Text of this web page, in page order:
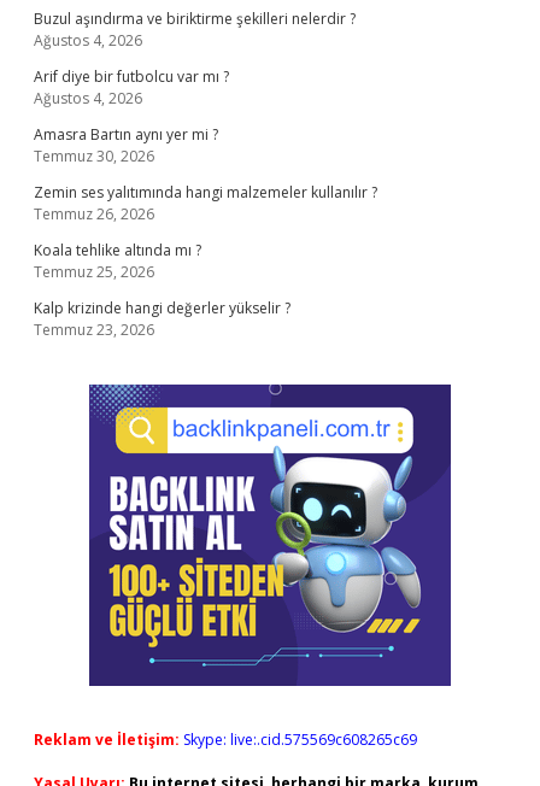
Buzul aşındırma ve biriktirme şekilleri nelerdir ?
Ağustos 4, 2026
Arif diye bir futbolcu var mı ?
Ağustos 4, 2026
Amasra Bartın aynı yer mi ?
Temmuz 30, 2026
Zemin ses yalıtımında hangi malzemeler kullanılır ?
Temmuz 26, 2026
Koala tehlike altında mı ?
Temmuz 25, 2026
Kalp krizinde hangi değerler yükselir ?
Temmuz 23, 2026
Reklam ve İletişim: Skype: live:.cid.575569c608265c69